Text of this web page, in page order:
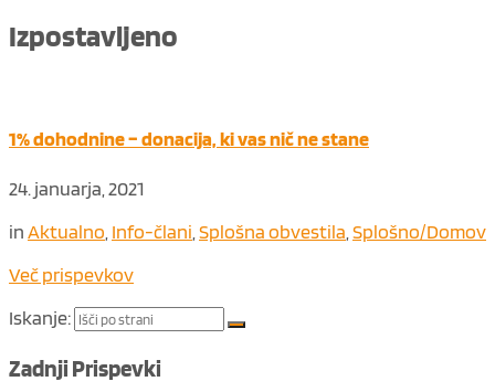
Izpostavljeno
1% dohodnine – donacija, ki vas nič ne stane
24. januarja, 2021
inAktualno Info-člani Splošna obvestila Splošno/Domov
Več prispevkov
Iskanje:
Zadnji Prispevki